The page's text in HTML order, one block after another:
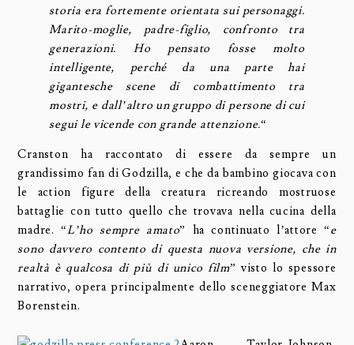
storia era fortemente orientata sui personaggi.
Marito-moglie, padre-figlio, confronto tra
generazioni. Ho pensato fosse molto
intelligente, perché da una parte hai
gigantesche scene di combattimento tra
mostri, e dall’altro un gruppo di persone di cui
segui le vicende con grande attenzione.“
Cranston ha raccontato di essere da sempre un
grandissimo fan di Godzilla, e che da bambino giocava con
le action figure della creatura ricreando mostruose
battaglie con tutto quello che trovava nella cucina della
madre. “L’ho sempre amato” ha continuato l’attore “e
sono davvero contento di questa nuova versione, che in
realtà è qualcosa di più di unico film” visto lo spessore
narrativo, opera principalmente dello sceneggiatore Max
Borenstein.